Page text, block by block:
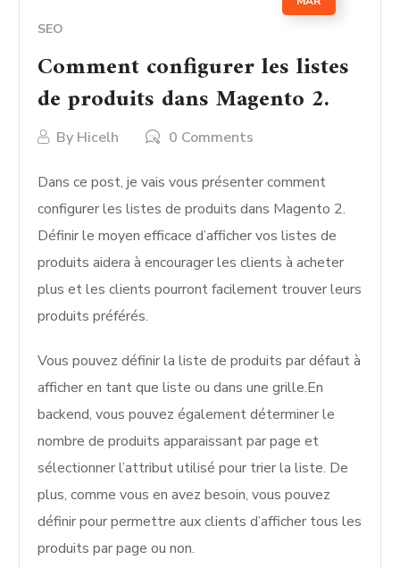
SEO
Comment configurer les listes
de produits dans Magento 2.
By Hicelh 0 Comments
Dans ce post, je vais vous présenter comment
configurer les listes de produits dans Magento 2.
Définir le moyen efficace d’afficher vos listes de
produits aidera à encourager les clients à acheter
plus et les clients pourront facilement trouver leurs
produits préférés.
Vous pouvez définir la liste de produits par défaut à
afficher en tant que liste ou dans une grille.En
backend, vous pouvez également déterminer le
nombre de produits apparaissant par page et
sélectionner l’attribut utilisé pour trier la liste. De
plus, comme vous en avez besoin, vous pouvez
définir pour permettre aux clients d’afficher tous les
produits par page ou non.